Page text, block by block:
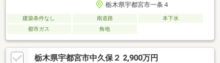
栃木県宇都宮市一条４
建築条件なし 南道路
本下水
都市ガス
角地
栃木県宇都宮市中久保２ 2,900万円